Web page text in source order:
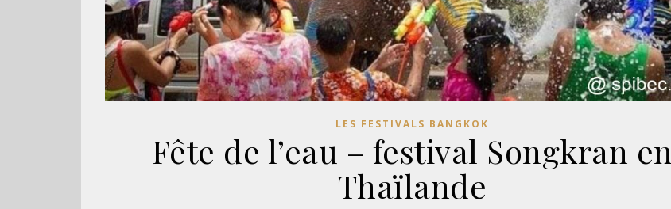
LES FESTIVALS BANGKOK
Fête de l’eau – festival Songkran en
Thaïlande